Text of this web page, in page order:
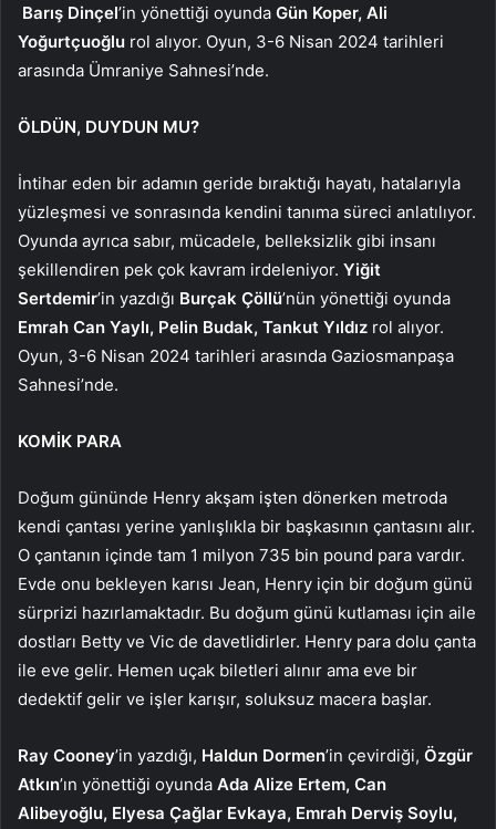
Barış Dinçel’in yönettiği oyunda Gün Koper, Ali
Yoğurtçuoğlu rol alıyor. Oyun, 3-6 Nisan 2024 tarihleri
arasında Ümraniye Sahnesi’nde.
ÖLDÜN, DUYDUN MU?
İntihar eden bir adamın geride bıraktığı hayatı, hatalarıyla
yüzleşmesi ve sonrasında kendini tanıma süreci anlatılıyor.
Oyunda ayrıca sabır, mücadele, belleksizlik gibi insanı
şekillendiren pek çok kavram irdeleniyor. Yiğit
Sertdemir’in yazdığı Burçak Çöllü’nün yönettiği oyunda
Emrah Can Yaylı, Pelin Budak, Tankut Yıldız rol alıyor.
Oyun, 3-6 Nisan 2024 tarihleri arasında Gaziosmanpaşa
Sahnesi’nde.
KOMİK PARA
Doğum gününde Henry akşam işten dönerken metroda
kendi çantası yerine yanlışlıkla bir başkasının çantasını alır.
O çantanın içinde tam 1 milyon 735 bin pound para vardır.
Evde onu bekleyen karısı Jean, Henry için bir doğum günü
sürprizi hazırlamaktadır. Bu doğum günü kutlaması için aile
dostları Betty ve Vic de davetlidirler. Henry para dolu çanta
ile eve gelir. Hemen uçak biletleri alınır ama eve bir
dedektif gelir ve işler karışır, soluksuz macera başlar.
Ray Cooney’in yazdığı, Haldun Dormen’in çevirdiği, Özgür
Atkın’ın yönettiği oyunda Ada Alize Ertem, Can
Alibeyoğlu, Elyesa Çağlar Evkaya, Emrah Derviş Soylu,